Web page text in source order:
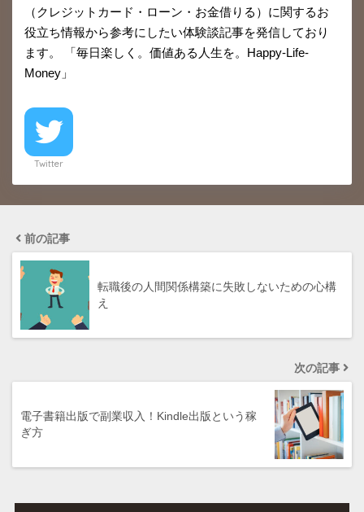
（クレジットカード・ローン・お金借りる）に関するお
役立ち情報から参考にしたい体験談記事を発信しており
ます。 「毎日楽しく。価値ある人生を。Happy-Life-
Money」
Twitter
前の記事
転職後の人間関係構築に失敗しないための心構
え
次の記事
電子書籍出版で副業収入！Kindle出版という稼
ぎ方